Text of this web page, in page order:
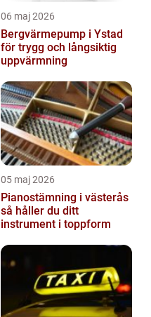
06 maj 2026
Bergvärmepump i Ystad
för trygg och långsiktig
uppvärmning
05 maj 2026
Pianostämning i västerås
så håller du ditt
instrument i toppform